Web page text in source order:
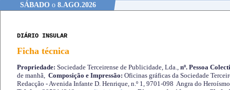
SÁBADOo 8.AGO.2026
DIÁRIO INSULAR
Ficha técnica
Propriedade: Sociedade Terceirense de Publicidade, Lda., nº. Pessoa
de manhã, Composição e Impressão: Oficinas gráficas da Sociedade
Redacção - Avenida Infante D. Henrique, n.º 1, 9701-098 Angra do